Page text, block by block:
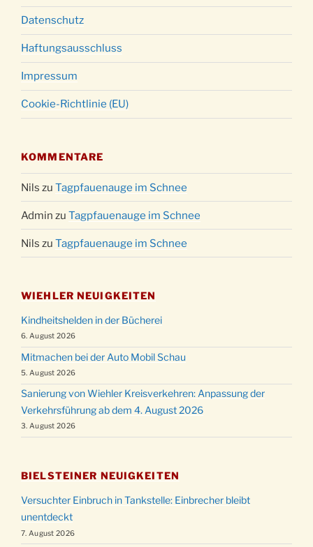
Datenschutz
Haftungsausschluss
Impressum
Cookie-Richtlinie (EU)
KOMMENTARE
Nils zu Tagpfauenauge im Schnee
Admin zu Tagpfauenauge im Schnee
Nils zu Tagpfauenauge im Schnee
WIEHLER NEUIGKEITEN
Kindheitshelden in der Bücherei
6. August 2026
Mitmachen bei der Auto Mobil Schau
5. August 2026
Sanierung von Wiehler Kreisverkehren: Anpassung der
Verkehrsführung ab dem 4. August 2026
3. August 2026
BIELSTEINER NEUIGKEITEN
Versuchter Einbruch in Tankstelle: Einbrecher bleibt
unentdeckt
7. August 2026